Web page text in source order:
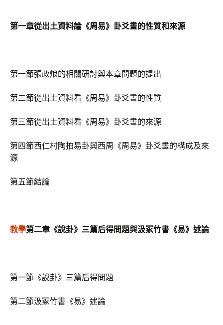
第一章從出土資料論《周易》卦爻畫的性質和來源
第一節張政烺的相關研討與本章問題的提出
第二節從出土資料看《周易》卦爻畫的性質
第三節從出土資料看《周易》卦爻畫的來源
第四節西仁村陶拍易卦與西周《周易》卦爻畫的構成及來
源
第五節結論
教學第二章《說卦》三篇后得問題與汲冢竹書《易》述論
第一節《說卦》三篇后得問題
第二節汲冢竹書《易》述論